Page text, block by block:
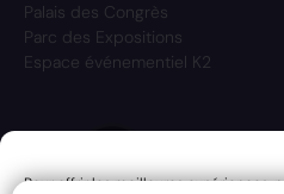
Pour offrir les meilleures expériences,
Palais des Congrès
Parc des Expositions
Espace événementiel K2